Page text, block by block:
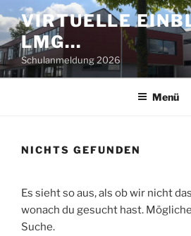
Zum
Inhalt
springen
VIRTUELLE
LMG…
Schulanmeldung 2026
Menü
NICHTS GEFUNDEN
Es sieht so aus, als ob wir nicht
wonach du gesucht hast.
Suche.